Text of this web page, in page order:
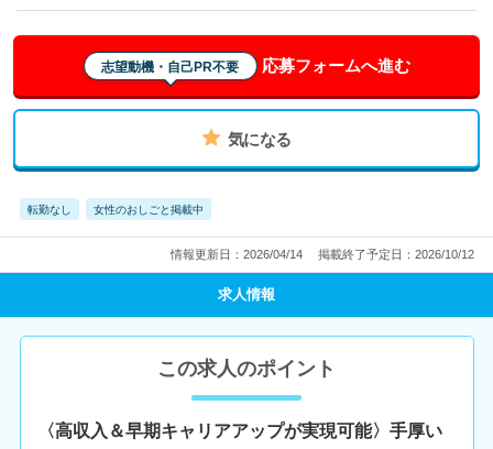
志望動機・自己PR不要 応募フォームへ進む
気になる
転勤なし 女性のおしごと掲載中
情報更新日：2026/04/14 掲載終了予定日：2026/10/12
求人情報
この求人のポイント
〈高収入＆早期キャリアアップが実現可能〉手厚い